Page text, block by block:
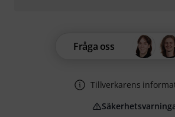
Fråga oss
Tillverkarens